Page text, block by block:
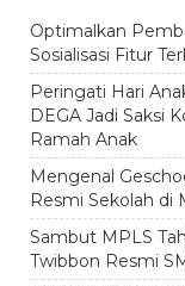
Optimalkan
Sosialisasi Fitur
Peringati Hari
DEGA Jadi Saksi
Ramah Anak
Mengenal
Resmi Sekolah di
Sambut MPLS
Twibbon Resmi